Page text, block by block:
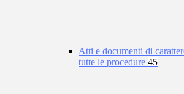
Atti e documenti di
tutte le procedure 45